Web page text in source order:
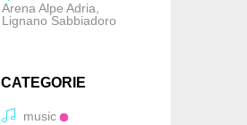
Arena Alpe Adria,
Lignano Sabbiadoro
CATEGORIE
music